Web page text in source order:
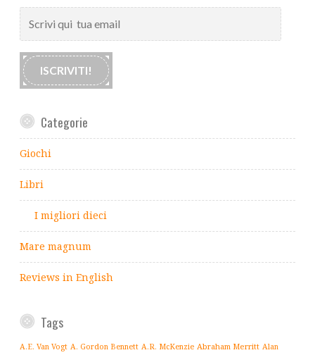
qui
tua
email
ISCRIVITI!
Categorie
Giochi
Libri
I migliori dieci
Mare magnum
Reviews in English
Tags
A.E. Van Vogt A. Gordon Bennett A.R. McKenzie Abraham Merritt Alan